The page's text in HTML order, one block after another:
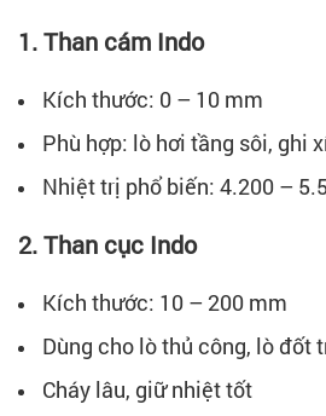
1. Than cám Indo
Kích thước: 0 – 10 mm
Phù hợp: lò hơi tầng sôi, ghi
Nhiệt trị phổ biến: 4.200 –
2. Than cục Indo
Kích thước: 10 – 200 mm
Dùng cho lò thủ công, lò đốt
Cháy lâu, giữ nhiệt tốt